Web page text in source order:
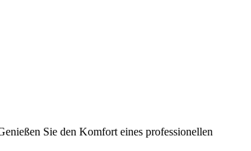
Sie den Komfort eines professionellen